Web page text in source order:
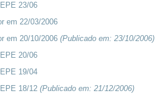
23/06
em 22/03/2006
em 20/10/2006 (Publicado em: 23/10/2006)
20/06
19/04
18/12 (Publicado em: 21/12/2006)